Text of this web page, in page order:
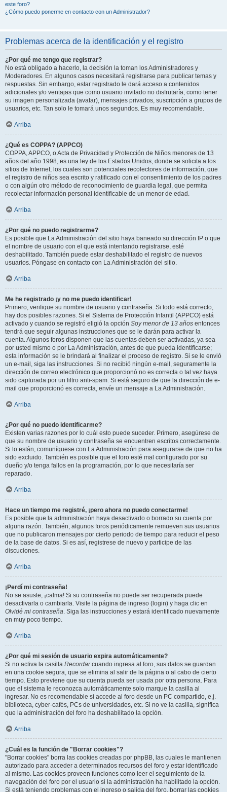
este foro?
¿Cómo puedo ponerme en contacto con un Administrador?
Problemas acerca de la identificación y el registro
¿Por qué me tengo que registrar?
No está obligado a hacerlo, la decisión la toman los Administradores y
Moderadores. En algunos casos necesitará registrarse para publicar temas y
respuestas. Sin embargo, estar registrado le dará acceso a contenidos
adicionales y/o ventajas que como usuario invitado no disfrutaría, como tener
su imagen personalizada (avatar), mensajes privados, suscripción a grupos de
usuarios, etc. Tan solo le tomará unos segundos. Es muy recomendable.
Arriba
¿Qué es COPPA? (APPCO)
COPPA, APPCO, o Acta de Privacidad y Protección de Niños menores de 13
años del año 1998, es una ley de los Estados Unidos, donde se solicita a los
sitios de Internet, los cuales son potenciales recolectores de información, que
el registro de niños sea escrito y ratificado con el consentimiento de los padres
o con algún otro método de reconocimiento de guardia legal, que permita
recolectar información personal identificable de un menor de edad.
Arriba
¿Por qué no puedo registrarme?
Es posible que La Administración del sitio haya baneado su dirección IP o que
el nombre de usuario con el que está intentando registrarse, esté
deshabilitado. También puede estar deshabilitado el registro de nuevos
usuarios. Póngase en contacto con La Administración del sitio.
Arriba
Me he registrado ¡y no me puedo identificar!
Primero, verifique su nombre de usuario y contraseña. Si todo está correcto,
hay dos posibles razones. Si el Sistema de Protección Infantil (APPCO) está
activado y cuando se registró eligió la opción Soy menor de 13 años entonces
tendrá que seguir algunas instrucciones que se le darán para activar la
cuenta. Algunos foros disponen que las cuentas deben ser activadas, ya sea
por usted mismo o por La Administración, antes de que pueda identificarse;
esta información se le brindará al finalizar el proceso de registro. Si se le envió
un e-mail, siga las instrucciones. Si no recibió ningún e-mail, seguramente la
dirección de correo electrónico que proporcionó no es correcta o tal vez haya
sido capturada por un filtro anti-spam. Si está seguro de que la dirección de e-
mail que proporcionó es correcta, envíe un mensaje a La Administración.
Arriba
¿Por qué no puedo identificarme?
Existen varias razones por lo cuál esto puede suceder. Primero, asegúrese de
que su nombre de usuario y contraseña se encuentren escritos correctamente.
Si lo están, comuníquese con La Administración para asegurarse de que no ha
sido excluido. También es posible que el foro esté mal configurado por su
dueño y/o tenga fallos en la programación, por lo que necesitaría ser
reparado.
Arriba
Hace un tiempo me registré, ¡pero ahora no puedo conectarme!
Es posible que la administración haya desactivado o borrado su cuenta por
alguna razón. También, algunos foros periódicamente remueven sus usuarios
que no publicaron mensajes por cierto periodo de tiempo para reducir el peso
de la base de datos. Si es así, registrese de nuevo y participe de las
discuciones.
Arriba
¡Perdí mi contraseña!
No se asuste, ¡calma! Si su contraseña no puede ser recuperada puede
desactivarla o cambiarla. Visite la página de ingreso (login) y haga clic en
Olvidé mi contraseña. Siga las instrucciones y estará identificado nuevamente
en muy poco tiempo.
Arriba
¿Por qué mi sesión de usuario expira automáticamente?
Si no activa la casilla Recordarcuando ingresa al foro, sus datos se guardan
en una cookie segura, que se elimina al salir de la página o al cabo de cierto
tiempo. Esto previene que su cuenta pueda ser usada por otra persona. Para
que el sistema le reconozca automáticamente solo marque la casilla al
ingresar. No es recomendable si accede al foro desde un PC compartido, e.j.
biblioteca, cyber-cafés, PCs de universidades, etc. Si no ve la casilla, significa
que la administración del foro ha deshabilitado la opción.
Arriba
¿Cuál es la función de "Borrar cookies"?
"Borrar cookies" borra las cookies creadas por phpBB, las cuales le mantienen
autorizado para acceder a determinados recursos del foro y estar identificado
al mismo. Las cookies proveen funciones como leer el seguimiento de la
navegación del foro por el usuario si la administración ha habilitado la opción.
Si está teniendo problemas con el ingreso o salida del foro, borrar las cookies